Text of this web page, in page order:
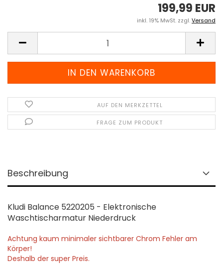
199,99 EUR
inkl. 19% MwSt. zzgl.Versand
AUF DEN MERKZETTEL
FRAGE ZUM PRODUKT
Beschreibung
Kludi Balance 5220205 - Elektronische
Waschtischarmatur Niederdruck
Achtung kaum minimaler sichtbarer Chrom Fehler am
Körper!
Deshalb der super Preis.